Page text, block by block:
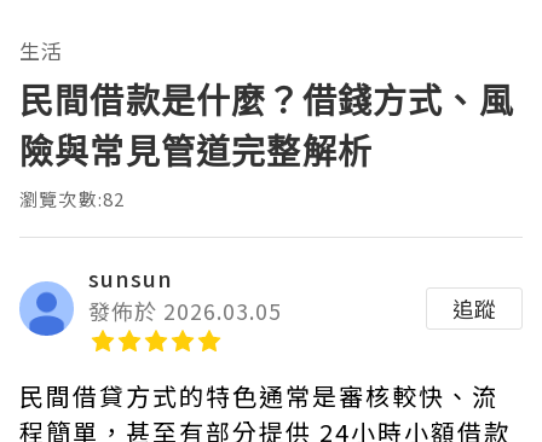
生活
民間借款是什麼？借錢方式、風
險與常見管道完整解析
瀏覽次數:82
sunsun
發佈於 2026.03.05
追蹤
民間借貸方式的特色通常是審核較快、流
程簡單，甚至有部分提供 24小時小額借款